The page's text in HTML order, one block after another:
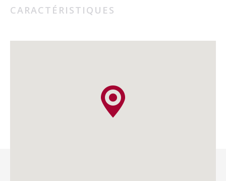
CARACTÉRISTIQUES